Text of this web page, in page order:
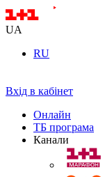
UA
RU
Вхід в кабінет
Онлайн
ТБ програма
Канали